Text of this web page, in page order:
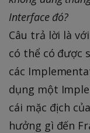
Interface đó?
Câu trả lời là
có thể có được
các
dụng một
cái mặc địch
hưởng gì đến